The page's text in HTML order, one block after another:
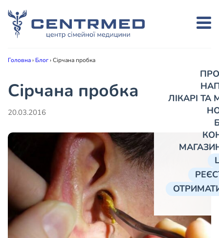
ЛІКАРІ
Головна› Блог›Сірчана пробка
Сірчана пробка
20.03.2016